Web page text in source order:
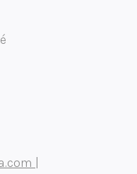
|